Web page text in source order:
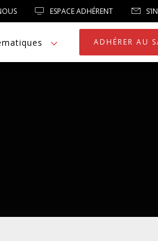
ESPACE ADHÉRENT
ADHÉRER AU